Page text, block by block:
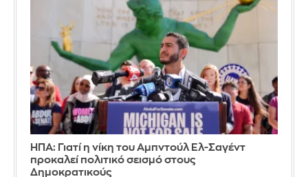
ΗΠΑ: Γιατί η νίκη του Αμπντούλ Ελ-Σαγέντ
προκαλεί πολιτικό σεισμό στους
Δημοκρατικούς